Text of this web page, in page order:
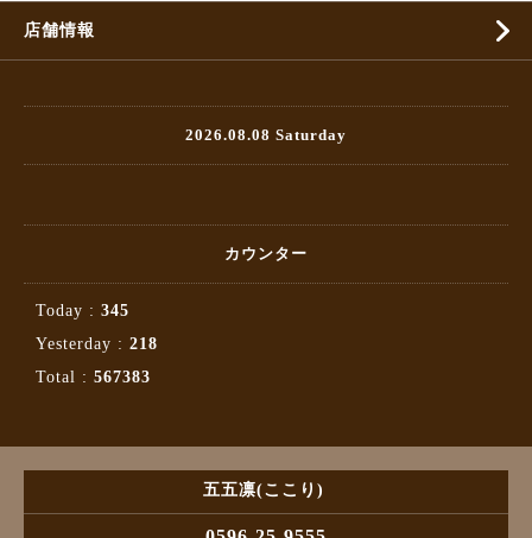
店舗情報
2026.08.08 Saturday
カウンター
Today : 345
Yesterday : 218
Total : 567383
五五凛(ここり)